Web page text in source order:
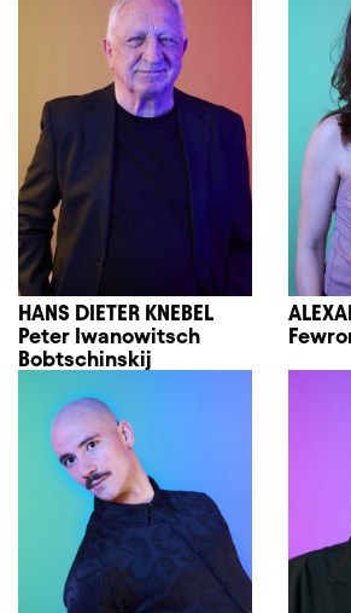
HANS DIETER KNEBEL
Peter Iwanowitsch
Bobtschinskij